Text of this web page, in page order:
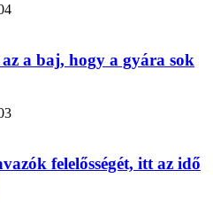
a baj, hogy a gyára sok
felelősségét, itt az idő